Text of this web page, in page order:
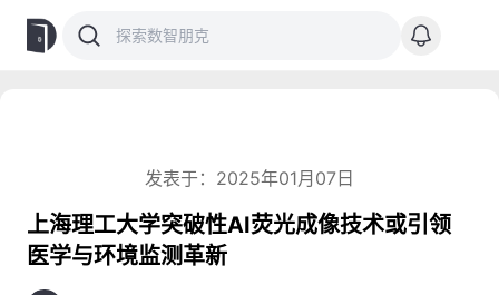
发表于：2025年01月07日
上海理工大学突破性AI荧光成像技术或引领
医学与环境监测革新